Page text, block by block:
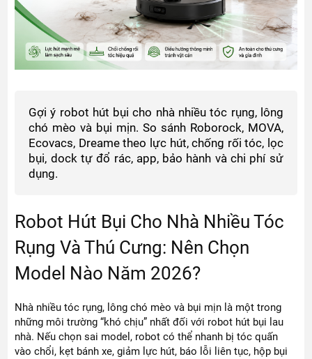
Gợi ý robot hút bụi cho nhà nhiều tóc rụng, lông
chó mèo và bụi mịn. So sánh Roborock, MOVA,
Ecovacs, Dreame theo lực hút, chống rối tóc, lọc
bụi, dock tự đổ rác, app, bảo hành và chi phí sử
dụng.
Robot Hút Bụi Cho Nhà Nhiều Tóc
Rụng Và Thú Cưng: Nên Chọn
Model Nào Năm 2026?
Nhà nhiều tóc rụng, lông chó mèo và bụi mịn là một trong
những môi trường “khó chịu” nhất đối với robot hút bụi lau
nhà. Nếu chọn sai model, robot có thể nhanh bị tóc quấn
vào chổi, kẹt bánh xe, giảm lực hút, báo lỗi liên tục, hộp bụi